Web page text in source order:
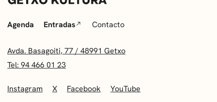
Agenda Entradas Contacto
Avda. Basagoiti, 77 / 48991 Getxo
Tel: 94 466 01 23
Instagram X Facebook YouTube